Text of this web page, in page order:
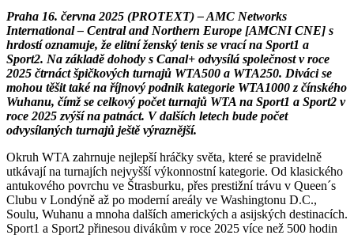
Praha 16. června 2025 (PROTEXT) – AMC Networks
International – Central and Northern Europe [AMCNI CNE] s
hrdostí oznamuje, že elitní ženský tenis se vrací na Sport1 a
Sport2. Na základě dohody s Canal+ odvysílá společnost v roce
2025 čtrnáct špičkových turnajů WTA500 a WTA250. Diváci se
mohou těšit také na říjnový podnik kategorie WTA1000 z čínského
Wuhanu, čímž se celkový počet turnajů WTA na Sport1 a Sport2 v
roce 2025 zvýší na patnáct. V dalších letech bude počet
odvysílaných turnajů ještě výraznější.
Okruh WTA zahrnuje nejlepší hráčky světa, které se pravidelně
utkávají na turnajích nejvyšší výkonnostní kategorie. Od klasického
antukového povrchu ve Štrasburku, přes prestižní trávu v Queen´s
Clubu v Londýně až po moderní areály ve Washingtonu D.C.,
Soulu, Wuhanu a mnoha dalších amerických a asijských destinacích.
Sport1 a Sport2 přinesou divákům v roce 2025 více než 500 hodin